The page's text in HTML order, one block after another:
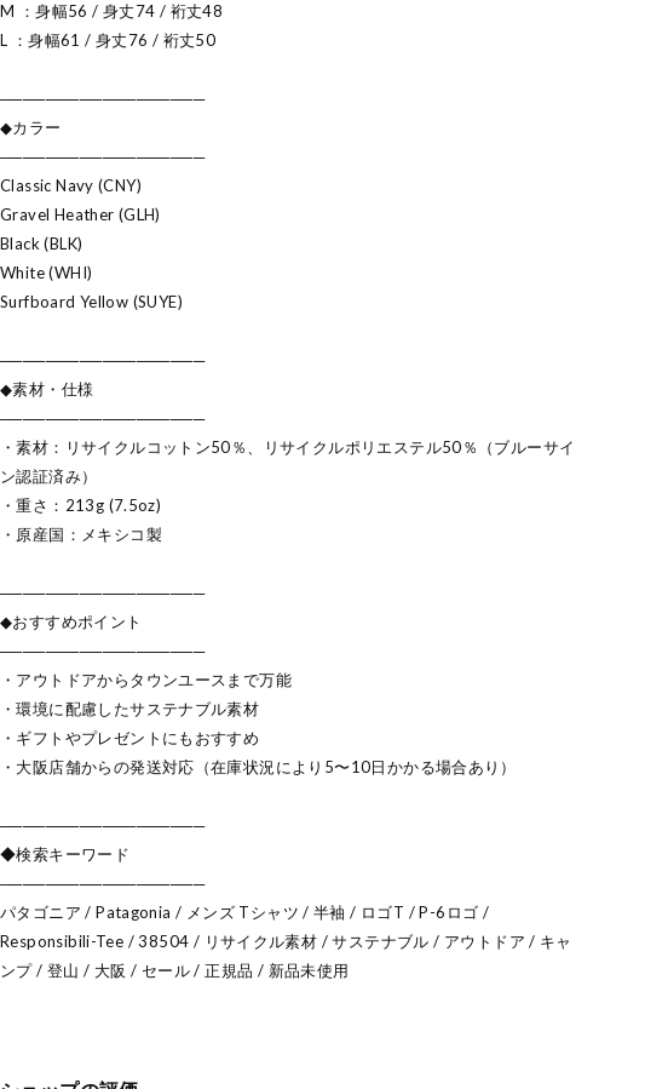
M ：身幅56 / 身丈74 / 裄丈48
L ：身幅61 / 身丈76 / 裄丈50
──────────────────
◆カラー
──────────────────
Classic Navy (CNY)
Gravel Heather (GLH)
Black (BLK)
White (WHI)
Surfboard Yellow (SUYE)
──────────────────
◆素材・仕様
──────────────────
・素材：リサイクルコットン50％、リサイクルポリエステル50％（ブルーサイ
ン認証済み）
・重さ：213g (7.5oz)
・原産国：メキシコ製
──────────────────
◆おすすめポイント
──────────────────
・アウトドアからタウンユースまで万能
・環境に配慮したサステナブル素材
・ギフトやプレゼントにもおすすめ
・大阪店舗からの発送対応（在庫状況により5〜10日かかる場合あり）
──────────────────
◆検索キーワード
──────────────────
パタゴニア / Patagonia / メンズ Tシャツ / 半袖 / ロゴT / P-6ロゴ /
Responsibili-Tee / 38504 / リサイクル素材 / サステナブル / アウトドア / キャ
ンプ / 登山 / 大阪 / セール / 正規品 / 新品未使用